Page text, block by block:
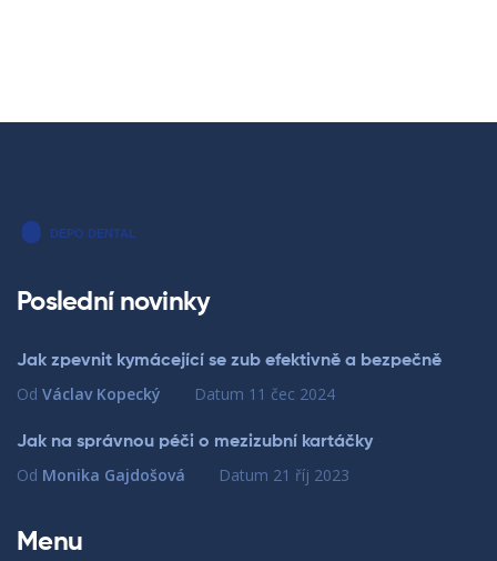
Poslední novinky
Jak zpevnit kymácející se zub efektivně a bezpečně
Od Václav Kopecký Datum 11 čec 2024
Jak na správnou péči o mezizubní kartáčky
Od Monika Gajdošová Datum 21 říj 2023
Menu